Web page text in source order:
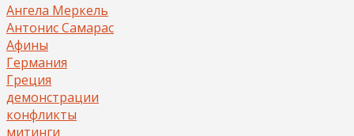
Ангела Меркель
Антонис Самарас
Афины
Германия
Греция
демонстрации
конфликты
митинги